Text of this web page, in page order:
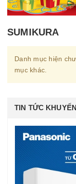
SUMIKURA
Danh mục hiện
mục khác.
TIN TỨC